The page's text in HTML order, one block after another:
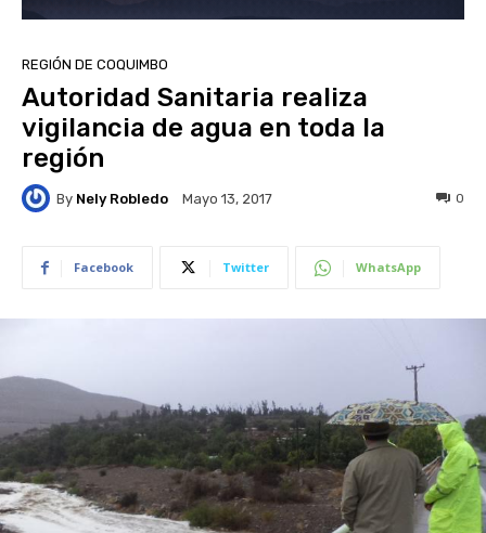
REGIÓN DE COQUIMBO
Autoridad Sanitaria realiza
vigilancia de agua en toda la
región
By Nely Robledo Mayo 13, 2017 0
Facebook Twitter WhatsApp